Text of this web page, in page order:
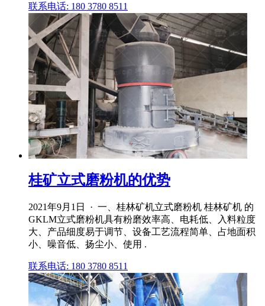
联系电话: 180 3780 8511
桂矿立式磨粉机的优势
2021年9月1日 · 一、桂林矿机立式磨粉机 桂林矿机 的
GKLM立式磨粉机具有粉磨效率高、电耗低、入料粒度
大、产品细度易于调节、设备工艺流程简单、占地面积
小、噪音低、扬尘小、使用 .
联系电话: 180 3780 8511